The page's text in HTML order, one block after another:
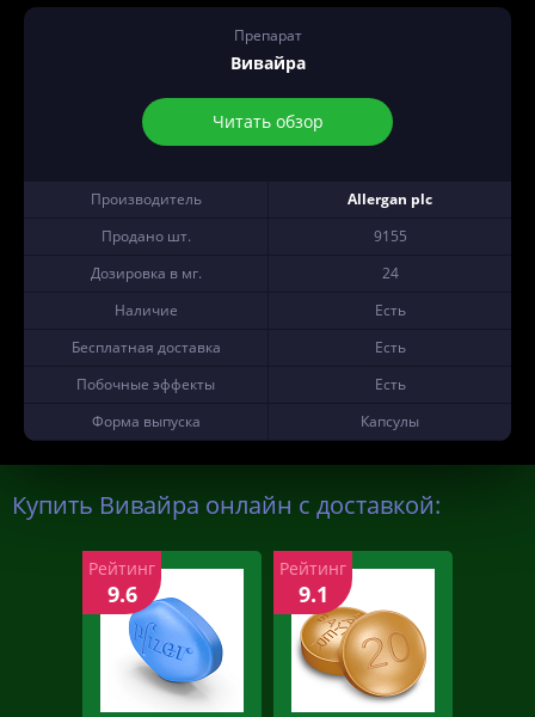
Препарат
Вивайра
Читать обзор
Производитель
Allergan plc
Продано шт.
9155
Дозировка в мг.
24
Наличие
Есть
Бесплатная доставка
Есть
Побочные эффекты
Есть
Форма выпуска
Капсулы
Купить Вивайра онлайн с доставкой:
Рейтинг
9.6
Рейтинг
9.1